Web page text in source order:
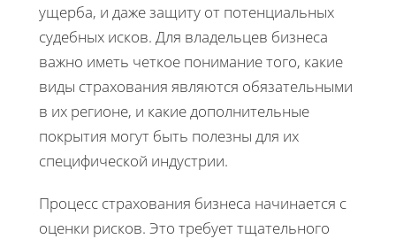
ущерба, и даже защиту от потенциальных
судебных исков. Для владельцев бизнеса
важно иметь четкое понимание того, какие
виды страхования являются обязательными
в их регионе, и какие дополнительные
покрытия могут быть полезны для их
специфической индустрии.
Процесс страхования бизнеса начинается с
оценки рисков. Это требует тщательного